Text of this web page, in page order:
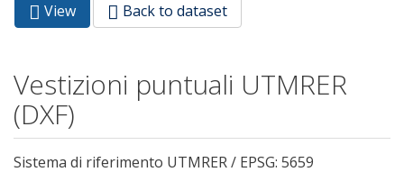
Primary tabs
View (active
tab)
Back to dataset
Vestizioni puntuali UTMRER
(DXF)
Sistema di riferimento UTMRER / EPSG: 5659